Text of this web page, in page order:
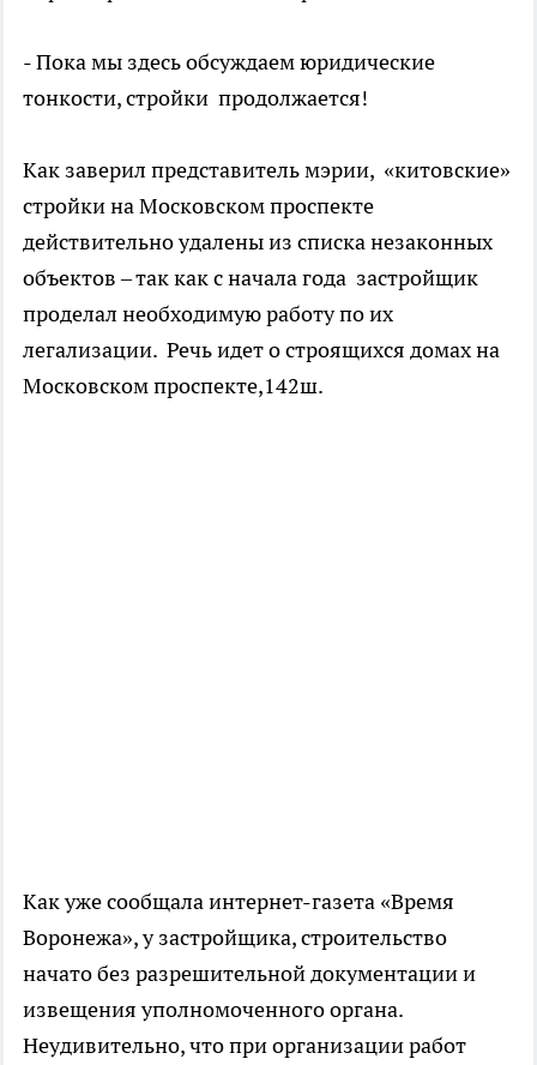
- Пока мы здесь обсуждаем юридические
тонкости, стройки продолжается!
Как заверил представитель мэрии, «китовские»
стройки на Московском проспекте
действительно удалены из списка незаконных
объектов – так как с начала года застройщик
проделал необходимую работу по их
легализации. Речь идет о строящихся домах на
Московском проспекте,142ш.
Как уже сообщала интернет-газета «Время
Воронежа», у застройщика, строительство
начато без разрешительной документации и
извещения уполномоченного органа.
Неудивительно, что при организации работ